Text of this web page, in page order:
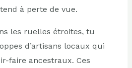
à perte de vue.
les ruelles étroites, tu
d’artisans locaux qui
faire ancestraux. Ces